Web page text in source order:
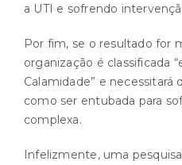
a UTI e sofrendo
Por fim, se o resultado for
organização é classificada
Calamidade” e necessitará
como ser entubada para
complexa.
Infelizmente, uma